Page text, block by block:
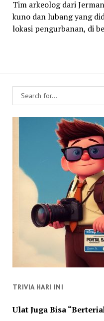
Tim arkeolog dari
kuno dan lubang yang
lokasi pengurbanan, di
TRIVIA HARI INI
Ulat Juga Bisa